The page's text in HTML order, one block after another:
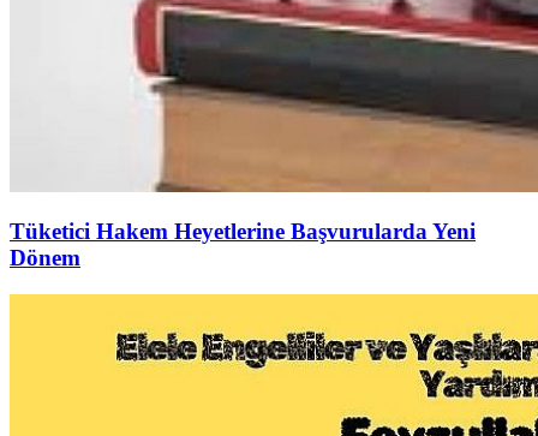
Tüketici Hakem Heyetlerine Başvurularda Yeni
Dönem